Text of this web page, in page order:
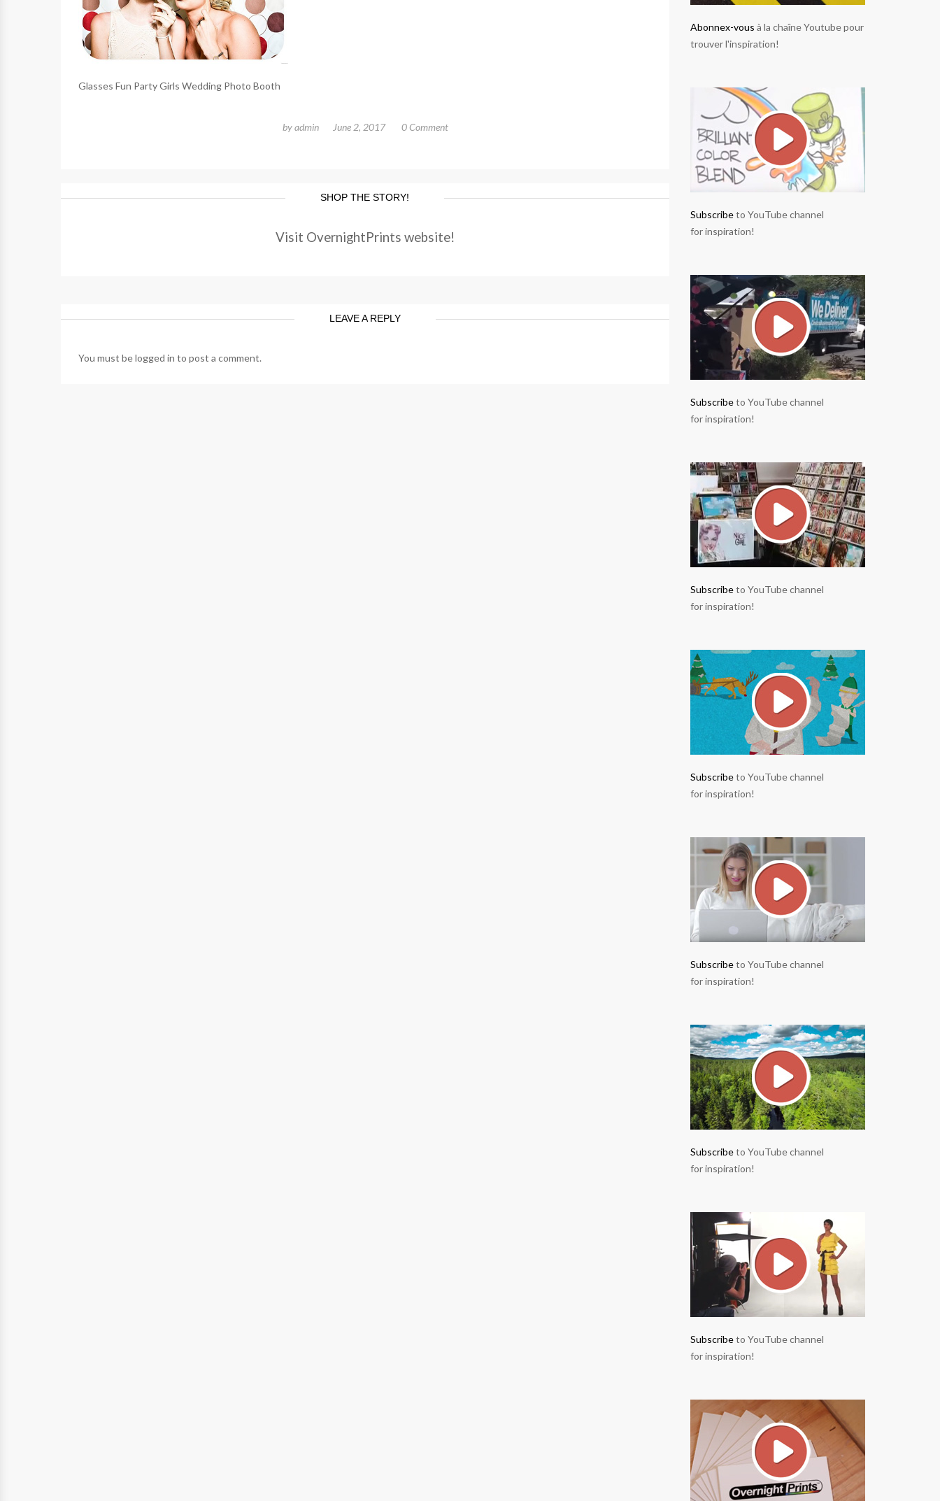
Glasses Fun Party Girls Wedding Photo Booth
byadmin June 2, 2017 0 Comment
SHOP THE STORY!
Visit OvernightPrints website!
LEAVE A REPLY
You must belogged in to post a comment.
Abonnex-vous à la chaîne Youtube pour
trouver l'inspiration!
Subscribeto YouTube channel
for inspiration!
Subscribeto YouTube channel
for inspiration!
Subscribeto YouTube channel
for inspiration!
Subscribeto YouTube channel
for inspiration!
Subscribeto YouTube channel
for inspiration!
Subscribeto YouTube channel
for inspiration!
Subscribeto YouTube channel
for inspiration!